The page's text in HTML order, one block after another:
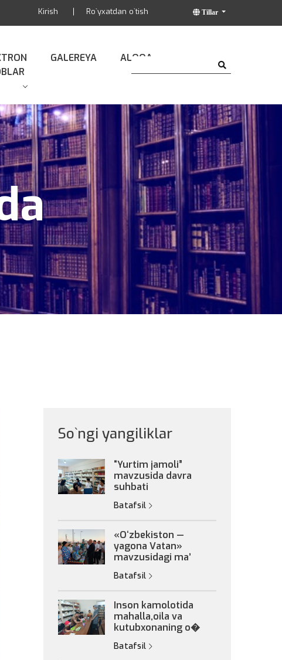
Tillar
Kirish Ro`yxatdan o`tish
GALEREYA ALOQA
So`ngi yangiliklar
“Yurtim jamoli”
mavzusida davra
suhbati
Batafsil
«Oʻzbekiston —
yagona Vatan»
mavzusidagi maʼ
Batafsil
Inson kamolotida
mahalla,oila va
kutubxonaning o�
Batafsil